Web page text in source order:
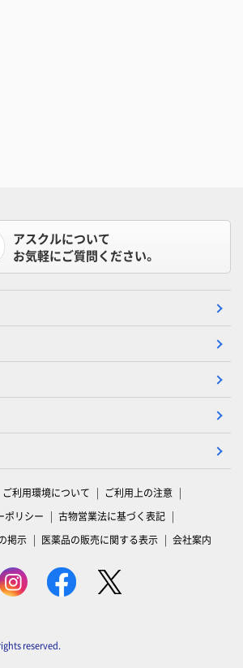
アスクルについて
お気軽にご質問ください。
ご利用環境について
ご利用上の注意
ポリシー
古物営業法に基づく表記
掲示
医薬品の販売に関する表示 会社案内
reserved.